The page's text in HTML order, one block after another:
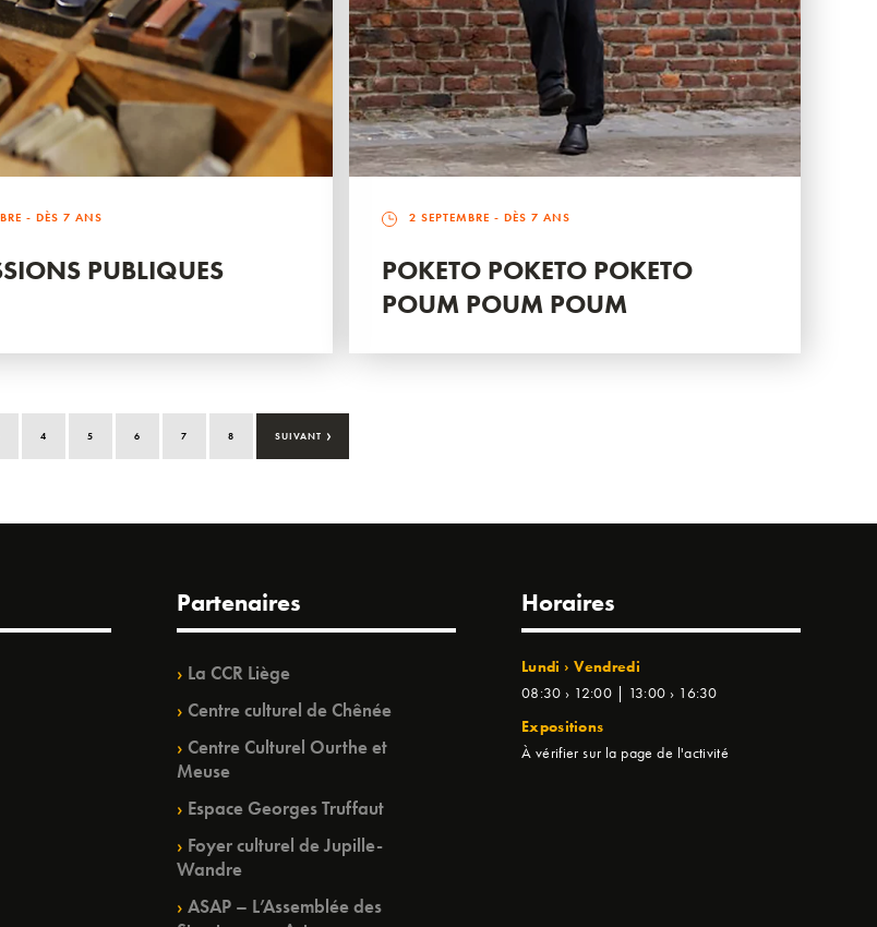
- DÈS 7 ANS
PUBLIQUES
2 SEPTEMBRE - DÈS 7 ANS
POKETO POKETO POKETO
POUM POUM POUM
4 5 6 7 8 SUIVANT ›
Partenaires
La CCR Liège
Centre culturel de Chênée
Centre Culturel Ourthe et
Meuse
Espace Georges Truffaut
Foyer culturel de Jupille-
Wandre
ASAP – L’Assemblée des
Horaires
Lundi › Vendredi
08:30 › 12:00 | 13:00 › 16:30
Expositions
À vérifier sur la page de l'activité